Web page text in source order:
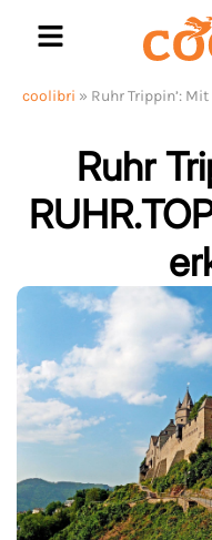
coolibri » Ruhr Trippin’:
Ruhr